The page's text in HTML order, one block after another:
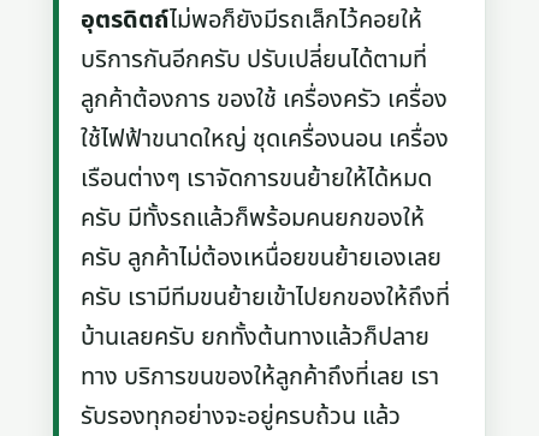
อุตรดิตถ์ไม่พอก็ยังมีรถเล็กไว้คอยให้
บริการกันอีกครับ ปรับเปลี่ยนได้ตามที่
ลูกค้าต้องการ ของใช้ เครื่องครัว เครื่อง
ใช้ไฟฟ้าขนาดใหญ่ ชุดเครื่องนอน เครื่อง
เรือนต่างๆ เราจัดการขนย้ายให้ได้หมด
ครับ มีทั้งรถแล้วก็พร้อมคนยกของให้
ครับ ลูกค้าไม่ต้องเหนื่อยขนย้ายเองเลย
ครับ เรามีทีมขนย้ายเข้าไปยกของให้ถึงที่
บ้านเลยครับ ยกทั้งต้นทางแล้วก็ปลาย
ทาง บริการขนของให้ลูกค้าถึงที่เลย เรา
รับรองทุกอย่างจะอยู่ครบถ้วน แล้ว